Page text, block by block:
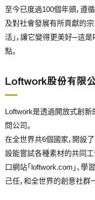
至今已度過100個年頭，遵
及對社會發展有所貢獻的宗
活」，讓它變得更美好─這
點。
Loftwork股份有限
Loftwork是透過開放式創新
問公司。
在全世界共6個國家，開設了
設能嘗試各種素材的共同工
口網站「loftwork.com」、學
己任，和全世界的創意社群